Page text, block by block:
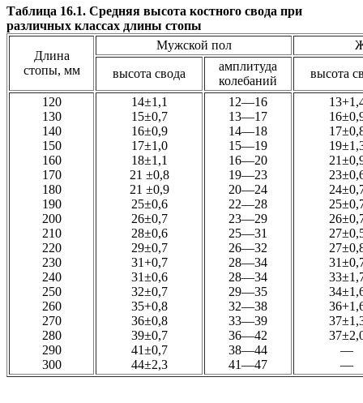
Таблица 16.1. Средняя высота костного свода при
различных классах длины стопы
Длина
стопы, мм
Мужской пол
высота свода
амплитуда
колебаний
высота
120
130
140
150
160
170
180
190
200
210
220
230
240
250
260
270
280
290
300
14±1,1
15±0,7
16±0,9
17±1,0
18±1,1
21 ±0,8
21 ±0,9
25±0,6
26±0,7
28±0,6
29±0,7
31+0,7
31±0,6
32±0,7
35+0,8
36±0,8
39±0,7
41±0,7
44±2,3
12—16
13—17
14—18
15—19
16—20
19—23
20—24
22—28
23—29
25—31
26—32
28—34
28—34
29—35
32—38
33—39
36—42
38—44
41—47
—
—